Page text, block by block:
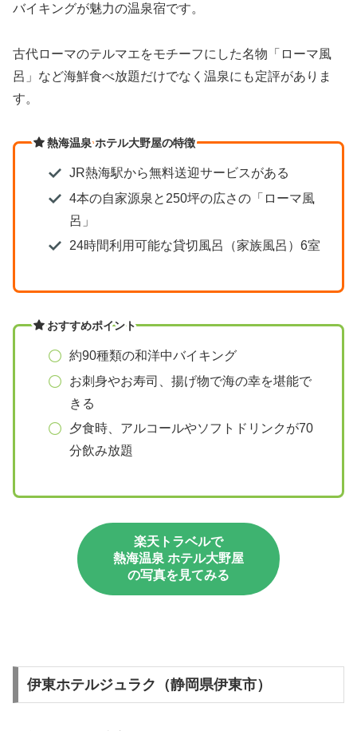
バイキングが魅力の温泉宿です。
古代ローマのテルマエをモチーフにした名物「ローマ風
呂」など海鮮食べ放題だけでなく温泉にも定評がありま
す。
熱海温泉 ホテル大野屋の特徴
JR熱海駅から無料送迎サービスがある
4本の自家源泉と250坪の広さの「ローマ風
呂」
24時間利用可能な貸切風呂（家族風呂）6室
おすすめポイント
約90種類の和洋中バイキング
お刺身やお寿司、揚げ物で海の幸を堪能で
きる
夕食時、アルコールやソフトドリンクが70
分飲み放題
楽天トラベルで
熱海温泉 ホテル大野屋
の写真を見てみる
伊東ホテルジュラク（静岡県伊東市）